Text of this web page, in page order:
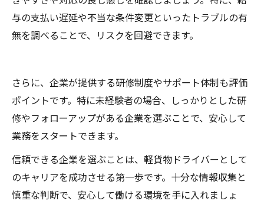
与の支払い遅延や不当な条件変更といったトラブルの有
無を調べることで、リスクを回避できます。
さらに、企業が提供する研修制度やサポート体制も評価
ポイントです。特に未経験者の場合、しっかりとした研
修やフォローアップがある企業を選ぶことで、安心して
業務をスタートできます。
信頼できる企業を選ぶことは、軽貨物ドライバーとして
のキャリアを成功させる第一歩です。十分な情報収集と
慎重な判断で、安心して働ける環境を手に入れましょ